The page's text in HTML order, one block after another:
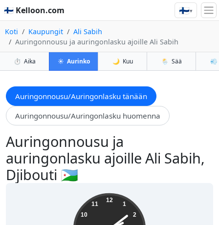
🇫🇮 Kelloon.com 🇫🇮▾
Koti Kaupungit
Ali Sabih
Auringonnousu ja auringonlasku ajoille Ali Sabih
⏱️ Aika ☀️ Aurinko 🌙 Kuu 🌦️ Sää 💨
Auringonnousu/Auringonlasku tänään
Auringonnousu/Auringonlasku huomenna
Auringonnousu ja
auringonlasku ajoille Ali Sabih,
Djibouti 🇩🇯
12
1
2
10
11